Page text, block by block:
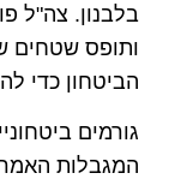
בלבנון. צה"ל
ותופס שטחים
הביטחון כדי
גורמים
המגבלות